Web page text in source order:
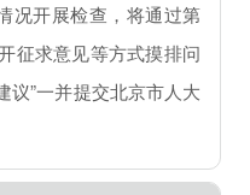
况开展检查，将通过第
征求意见等方式摸排问
议”一并提交北京市人大